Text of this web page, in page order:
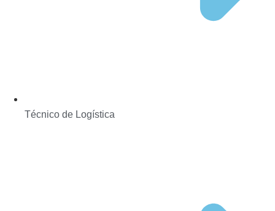
Técnico de Logística